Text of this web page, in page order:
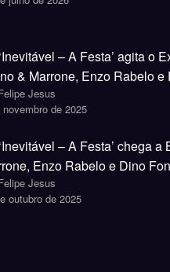
‘Inevitável – A Festa’ agita o
& Marrone, Enzo Rabelo
Jesus
novembro de 2025
‘Inevitável – A Festa’ chega
Enzo Rabelo e Dino
Jesus
outubro de 2025